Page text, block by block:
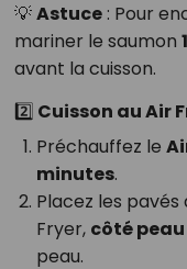
💡Astuce: Pour
mariner le saumon
avant la cuisson.
2️⃣ Cuisson au Air
Préchauffez le
minutes.
Placez les
Fryer, côté
peau.